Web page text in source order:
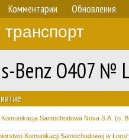
Комментарии Обновления
Benz O407 №
Samochodowa Nova S.A. (o.
Komunikacji Samochodowej w